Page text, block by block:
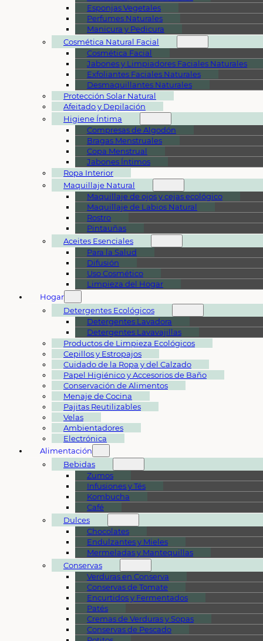
Esponjas Vegetales
Perfumes Naturales
Manicura y Pedicura
Cosmética Natural Facial
Cosmética Facial
Jabones y Limpiadores Faciales Naturales
Exfoliantes Faciales Naturales
Desmaquillantes Naturales
Protección Solar Natural
Afeitado y Depilación
Higiene Íntima
Compresas de Algodón
Bragas Menstruales
Copa Menstrual
Jabones Íntimos
Ropa Interior
Maquillaje Natural
Maquillaje de ojos y cejas ecológico
Maquillaje de Labios Natural
Rostro
Pintauñas
Aceites Esenciales
Para la Salud
Difusión
Uso Cosmético
Limpieza del Hogar
Hogar
Detergentes Ecológicos
Detergentes Lavadora
Detergentes Lavavajillas
Productos de Limpieza Ecológicos
Cepillos y Estropajos
Cuidado de la Ropa y del Calzado
Papel Higiénico y Accesorios de Baño
Conservación de Alimentos
Menaje de Cocina
Pajitas Reutilizables
Velas
Ambientadores
Electrónica
Alimentación
Bebidas
Zumos
Infusiones y Tés
Kombucha
Café
Dulces
Chocolates
Endulzantes y Mieles
Mermeladas y Mantequillas
Conservas
Verduras en Conserva
Conservas de Tomate
Encurtidos y Fermentados
Patés
Cremas de Verduras y Sopas
Conservas de Pescado